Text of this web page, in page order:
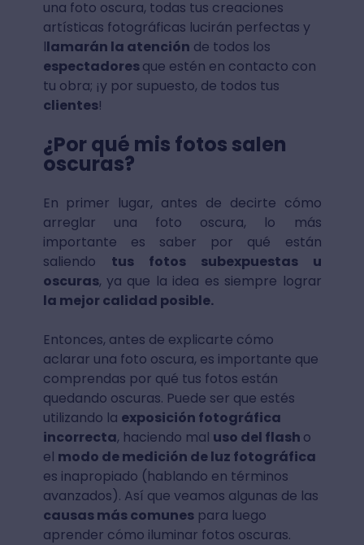
una foto oscura, todas tus creaciones
artísticas fotográficas lucirán perfectas y
llamarán la atención de todos los
espectadoresque estén en contacto con
tu obra; ¡y por supuesto, de todos tus
clientes!
¿Por qué mis fotos salen
oscuras?
En primer lugar, antes de decirte cómo
arreglar una foto oscura, lo más
importante es saber por qué están
saliendo tus fotos subexpuestas u
oscuras, ya que la idea es siempre lograr
la mejor calidad posible.
Entonces, antes de explicarte cómo
aclarar una foto oscura, es importante que
comprendas por qué tus fotos están
quedando oscuras. Puede ser que estés
utilizando la exposición fotográfica
incorrecta, haciendo mal uso del flash o
el modo de medición de luz fotográfica
es inapropiado (hablando en términos
avanzados). Así que veamos algunas de las
causas más comunespara luego
aprender cómo iluminar fotos oscuras.